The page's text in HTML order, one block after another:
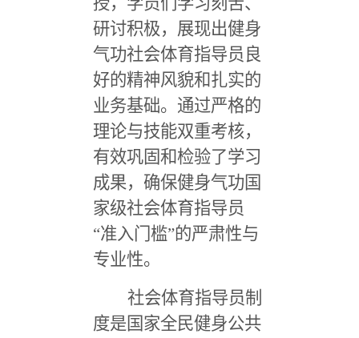
研讨积极，展现出健身
气功社会体育指导员良
好的精神风貌和扎实的
业务基础。通过严格的
理论与技能双重考核，
有效巩固和检验了学习
成果，确保健身气功国
家级社会体育指导员
“准入门槛”的严肃性与
专业性。
社会体育指导员制
度是国家全民健身公共